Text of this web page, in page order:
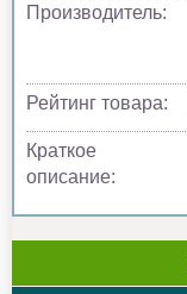
Производитель:
Рейтинг товара:
Краткое
описание: